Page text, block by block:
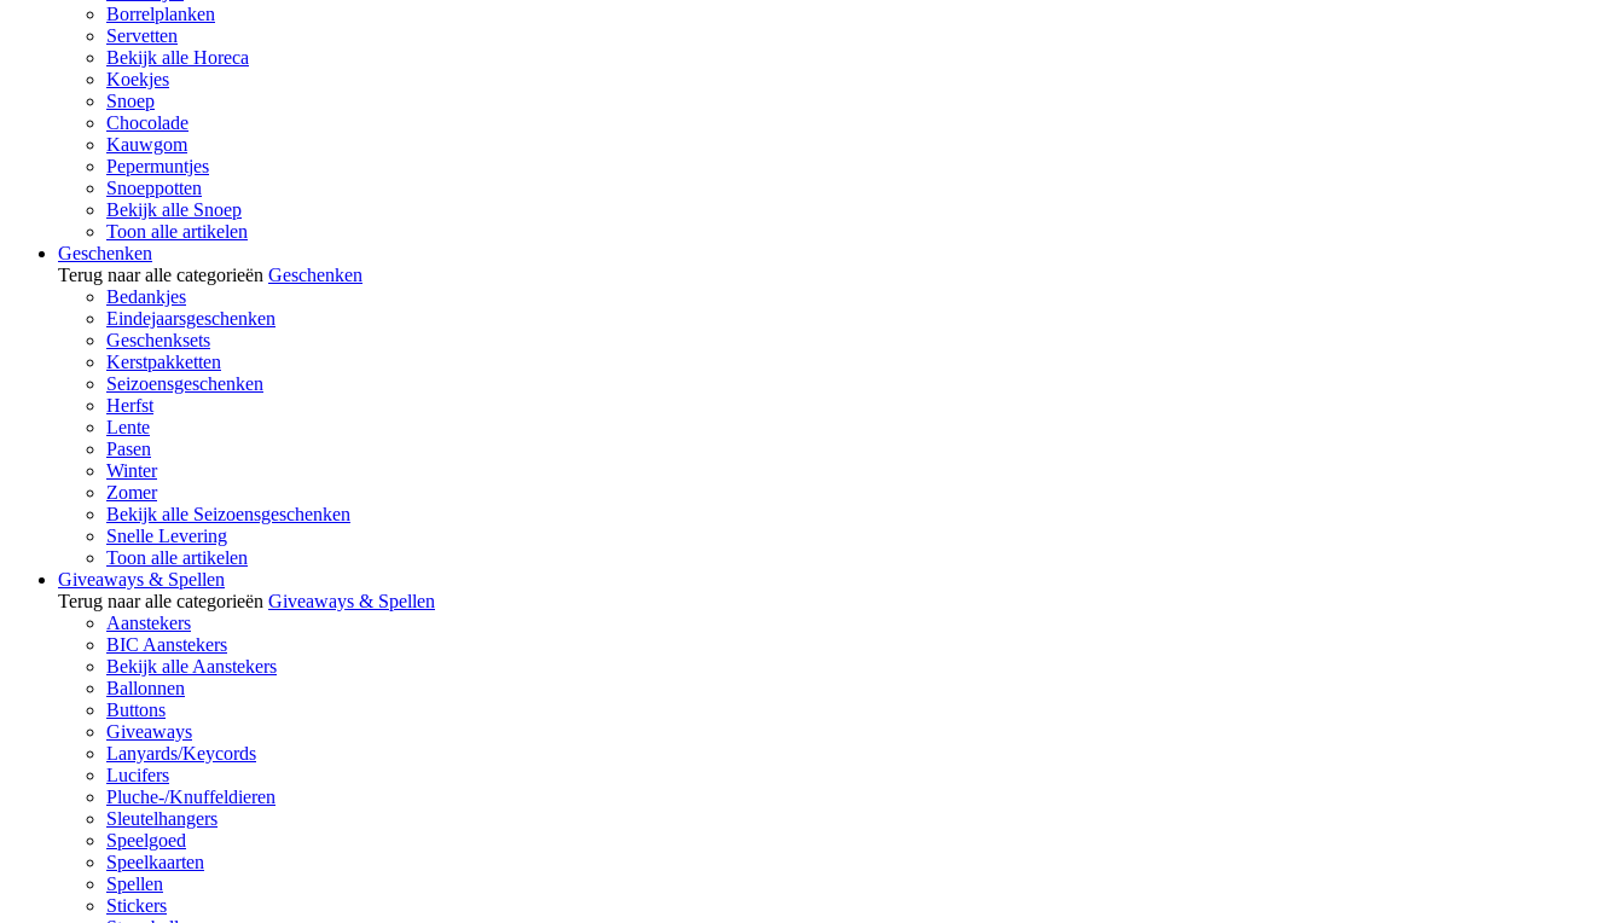
Borrelplanken
Servetten
Bekijk alle Horeca
Koekjes
Snoep
Chocolade
Kauwgom
Pepermuntjes
Snoeppotten
Bekijk alle Snoep
Toon alle artikelen
Geschenken
Terug naar alle categorieën Geschenken
Bedankjes
Eindejaarsgeschenken
Geschenksets
Kerstpakketten
Seizoensgeschenken
Herfst
Lente
Pasen
Winter
Zomer
Bekijk alle Seizoensgeschenken
Snelle Levering
Toon alle artikelen
Giveaways & Spellen
Terug naar alle categorieën Giveaways & Spellen
Aanstekers
BIC Aanstekers
Bekijk alle Aanstekers
Ballonnen
Buttons
Giveaways
Lanyards/Keycords
Lucifers
Pluche-/Knuffeldieren
Sleutelhangers
Speelgoed
Speelkaarten
Spellen
Stickers